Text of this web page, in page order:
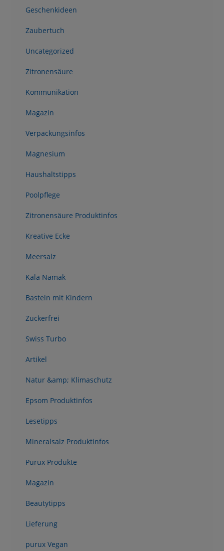
Geschenkideen
Zaubertuch
Uncategorized
Zitronensäure
Kommunikation
Magazin
Verpackungsinfos
Magnesium
Haushaltstipps
Poolpflege
Zitronensäure Produktinfos
Kreative Ecke
Meersalz
Kala Namak
Basteln mit Kindern
Zuckerfrei
Swiss Turbo
Artikel
Natur &amp; Klimaschutz
Epsom Produktinfos
Lesetipps
Mineralsalz Produktinfos
Purux Produkte
Magazin
Beautytipps
Lieferung
purux Vegan